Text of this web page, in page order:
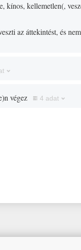
kínos, kellemetlen(,
az áttekintést, és
)n végez 4 adat